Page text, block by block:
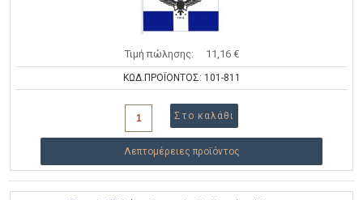
Τιμή πώλησης: 11,16 €
ΚΩΔ.ΠΡΟΪΟΝΤΟΣ: 101-811
Λεπτομέρειες προϊόντος